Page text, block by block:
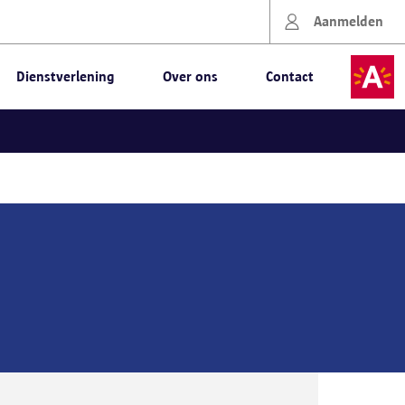
Aanmelden
Dienstverlening Over ons Contact